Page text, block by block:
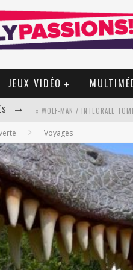
JEUX VIDÉO
« WOLF-MAN / INTEGRALE
« MON VILLAGE RÉVOLTÉ » -
STAR FOX
PSYRIVER 2026 : LA MAGIE
« MOFUSAND / PARLER
Voyages